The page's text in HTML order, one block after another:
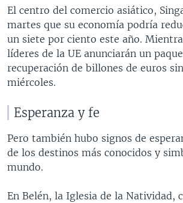
El centro del comercio asiático,
martes que su economía podría
un siete por ciento este año.
líderes de la UE anunciarán un
recuperación de billones de euros
miércoles.
Esperanza y fe
Pero también hubo signos de
de los destinos más conocidos y
mundo.
En Belén, la Iglesia de la Natividad,